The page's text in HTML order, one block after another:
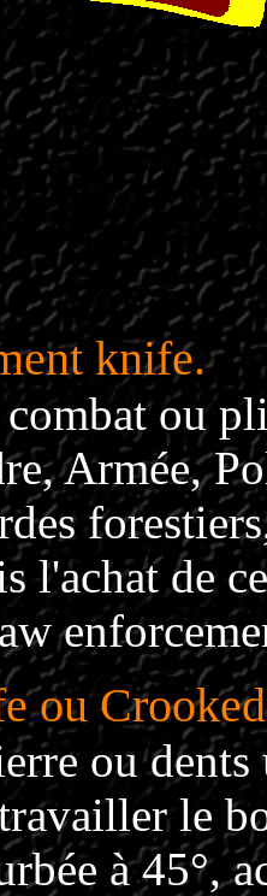
knife.
ou
Armée,
l'achat de
ou
ou
le
à 45°,